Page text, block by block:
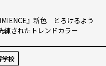
』新色 とろけるよう
練されたトレンドカラー
学校